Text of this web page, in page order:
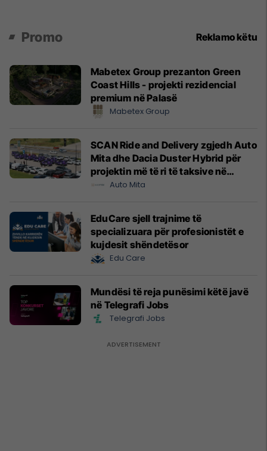
Promo Reklamo këtu
Mabetex Group prezanton Green
Coast Hills - projekti rezidencial
premium në Palasë
Mabetex Group
SCAN Ride and Delivery zgjedh Auto
Mita dhe Dacia Duster Hybrid për
projektin më të ri të taksive në
Prishtinë
Auto Mita
EduCare sjell trajnime të
specializuara për profesionistët e
kujdesit shëndetësor
Edu Care
Mundësi të reja punësimi këtë javë
në Telegrafi Jobs
Telegrafi Jobs